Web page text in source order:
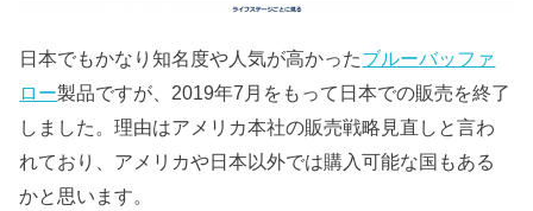
日本でもかなり知名度や人気が高かったブルーバッファ
ロー製品ですが、2019年7月をもって日本での販売を終了
しました。理由はアメリカ本社の販売戦略見直しと言わ
れており、アメリカや日本以外では購入可能な国もある
かと思います。